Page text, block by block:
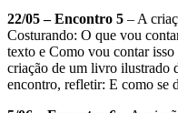
22/05 – Encontro 5 – A
Costurando: O que vou
texto e Como vou contar
criação de um livro ilustrado
encontro, refletir: E como se